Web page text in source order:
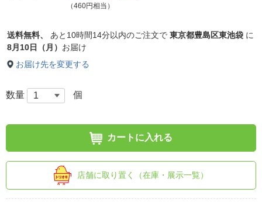
（460円相当）
送料無料、 あと 10時間14分以内のご注文で 東京都豊島区東池袋 に
8月10日（月） お届け
お届け先を変更する
数量 個
カートに入れる
店舗に取り置く（在庫・展示一覧）